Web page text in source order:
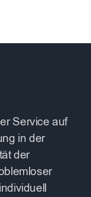
Service auf
in der
der